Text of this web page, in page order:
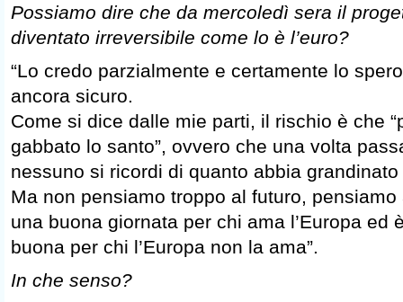
Possiamo dire che da mercoledì sera il
diventato irreversibile come lo è l’euro?
“Lo credo parzialmente e certamente lo
ancora sicuro.
Come si dice dalle mie parti, il rischio è che
gabbato lo santo”, ovvero che una volta
nessuno si ricordi di quanto abbia
Ma non pensiamo troppo al futuro,
una buona giornata per chi ama l’Europa ed
buona per chi l’Europa non la ama”.
In che senso?